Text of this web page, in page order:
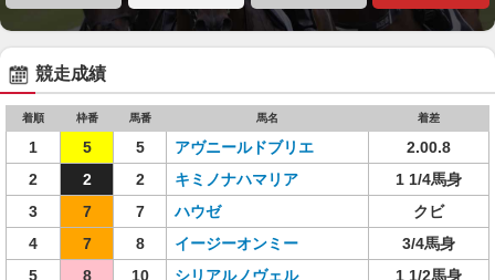
競走成績
着順 枠番 馬番 馬名 着差
1 5 5 アヴニールドブリエ
2.00.8
2
2 2 キミノナハマリア
1 1/4馬身
3
7 7 ハウゼ
クビ
4
7 8 イージーオンミー
3/4馬身
5
8 10 シリアルノヴェル
1 1/2馬身